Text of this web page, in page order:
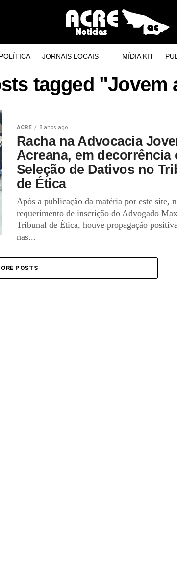
JORNAIS LOCAIS MÍDIA KIT
tagged "Jovem
ACRE 8 anos ago
Racha na Advocacia
Acreana, em decorrência
Seleção de Dativos no
de Ética
Após a publicação da matéria por este site,
requerimento de inscrição do Advogado
Tribunal de Ética, houve propagação
nas...
POSTS